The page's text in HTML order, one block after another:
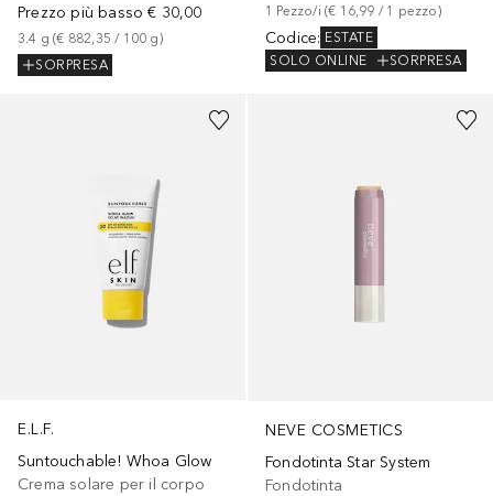
Prezzo più basso € 30,00
3.4 g (€ 882,35 / 100 g)
SORPRESA
1 Pezzo/i (€ 16,99 / 1 pezzo)
Codice: ESTATE
SOLO ONLINE
SORPRESA
E.L.F.
Suntouchable! Whoa Glow
Crema solare per il corpo
NEVE COSMETICS
Fondotinta Star System
Fondotinta
+7